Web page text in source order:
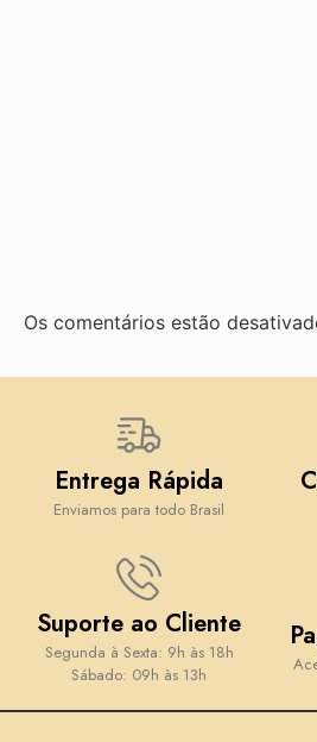
Os comentários estão
Entrega Rápida
Enviamos para todo Brasil
Suporte ao Cliente
Segunda à Sexta: 9h às 18h
Sábado: 09h às 13h